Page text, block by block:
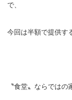
で、
今回は半額で提供す
〝食堂〟ならではの